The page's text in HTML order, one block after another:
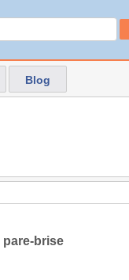
Blog
pare-brise